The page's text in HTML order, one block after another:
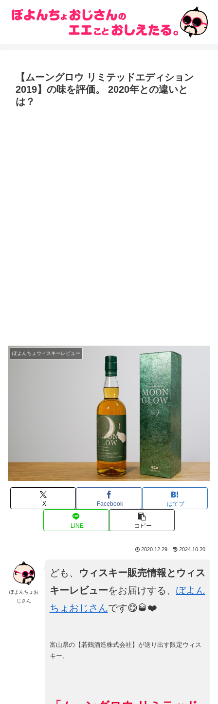
【ムーングロウ リミテッドエディション
2019】の味を評価。 2020年との違いと
は？
ぽよんちょウィスキーレビュー
X Facebook はてブ
LINE コピー
2020.12.29 2024.10.20
ぽよんちょお
じさん
ども、
ウィスキー販売情報とウィス
キーレビューをお届けする、 ぽよん
ちょおじさんです😋🥃❤️
富山県の【若鶴酒造株式会社】が送り出す限定ウィス
キー。